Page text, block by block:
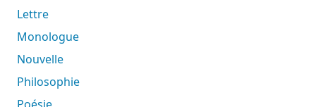
Lettre
Monologue
Nouvelle
Philosophie